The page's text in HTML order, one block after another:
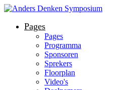
Pages
Pages
Programma
Sponsoren
Sprekers
Floorplan
Video's